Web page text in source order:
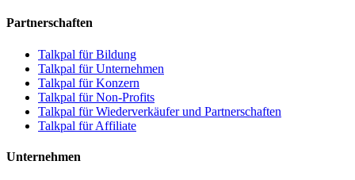
Partnerschaften
Talkpal für Bildung
Talkpal für Unternehmen
Talkpal für Konzern
Talkpal für Non-Profits
Talkpal für Wiederverkäufer und Partnerschaften
Talkpal für Affiliate
Unternehmen